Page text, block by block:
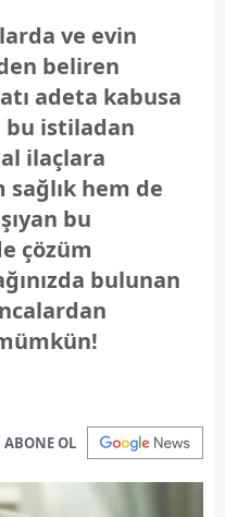
ve evin
beliren
adeta kabusa
bu istiladan
ilaçlara
hem de
bu
çözüm
bulunan
ABONE OL